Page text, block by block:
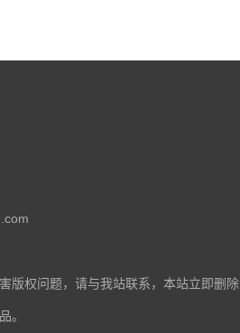
版权问题，请与我站联系，本站立即删除
。